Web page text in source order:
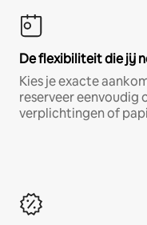
De flexibiliteit die jij
Kies je exacte
reserveer eenvoudig
verplichtingen of